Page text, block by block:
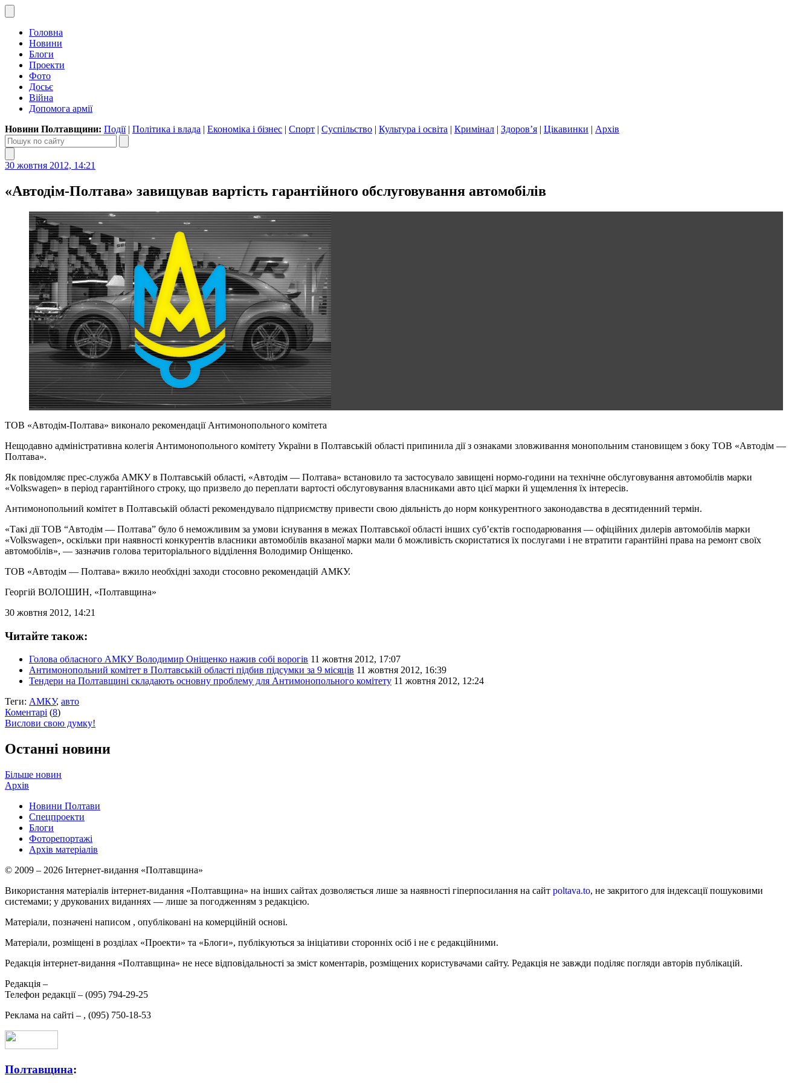
Головна
Новини
Блоги
Проекти
Фото
Досьє
Війна
Допомога армії
Новини Полтавщини: Події| Політика і влада | Економіка і бізнес | Спорт | Суспільство | Культура і освіта | Кримінал | Здоров’я | Цікавинки | Архів
30 жовтня 2012, 14:21
«Автодім-Полтава» завищував вартість гарантійного обслуговування автомобілів
ТОВ «Автодім-Полтава» виконало рекомендації Антимонопольного комітета
Нещодавно адміністративна колегія Антимонопольного комітету України в Полтавській області припинила дії з ознаками зловживання монопольним становищем з боку ТОВ «Автодім —
Полтава».
Як повідомляє прес-служба АМКУ в Полтавській області, «Автодім — Полтава» встановило та застосувало завищені нормо-години на технічне обслуговування автомобілів марки
«Volkswagen» в період гарантійного строку, що призвело до переплати вартості обслуговування власниками авто цієї марки й ущемлення їх інтересів.
Антимонопольний комітет в Полтавській області рекомендувало підприємству привести свою діяльність до норм конкурентного законодавства в десятиденний термін.
«Такі дії ТОВ “Автодім — Полтава” було б неможливим за умови існування в межах Полтавської області інших суб’єктів господарювання — офіційних дилерів автомобілів марки
«Volkswagen», оскільки при наявності конкурентів власники автомобілів вказаної марки мали б можливість скористатися їх послугами і не втратити гарантійні права на ремонт своїх
автомобілів», — зазначив голова територіального відділення Володимир Оніщенко.
ТОВ «Автодім — Полтава» вжило необхідні заходи стосовно рекомендацій АМКУ.
Георгій ВОЛОШИН, «Полтавщина»
30 жовтня 2012, 14:21
Читайте також:
Голова обласного АМКУ Володимир Оніщенко нажив собі ворогів 11 жовтня 2012, 17:07
Антимонопольний комітет в Полтавській області підбив підсумки за 9 місяців 11 жовтня 2012, 16:39
Тендери на Полтавщині складають основну проблему для Антимонопольного комітету 11 жовтня 2012, 12:24
Теги: АМКУ, авто
Коментарі (8)
Вислови свою думку!
Останні новини
Більше новин
Архів
Новини Полтави
Спецпроекти
Блоги
Фоторепортажі
Архів матеріалів
© 2009 – 2026 Інтернет-видання «Полтавщина»
Використання матеріалів інтернет-видання «Полтавщина» на інших сайтах дозволяється лише за наявності гіперпосилання на сайт poltava.to, не закритого для індексації пошуковими
системами; у друкованих виданнях — лише за погодженням з редакцією.
Матеріали, позначені написом , опубліковані на комерційній основі.
Матеріали, розміщені в розділах «Проекти» та «Блоги», публікуються за ініціативи сторонніх осіб і не є редакційними.
Редакція інтернет-видання «Полтавщина» не несе відповідальності за зміст коментарів, розміщених користувачами сайту. Редакція не завжди поділяє погляди авторів публікацій.
Редакція –
Телефон редакції – (095) 794-29-25
Реклама на сайті – , (095) 750-18-53
Полтавщина: